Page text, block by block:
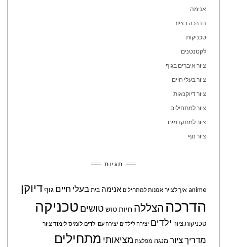
אנימה
הדרכה בציור
טכניקות
לקטנטנים
ציור איברים בגוף
ציור בעלי חיים
ציור דיוקנאות
ציור למתחילים
ציור למתקדמים
ציור נוף
תגיות
anime איך לצייר אמנות למתחילים אנימה בית בעלי חיים גוףדיוקן
הדרכה הצללה חיותטוש טושים טכניקה
טכניקות ציור ילדים יצירה לילדים יצירה עם ילדים לומיס לימוד ציור
מדריך ציור מנגה מפלצת מציאותי מתחילים